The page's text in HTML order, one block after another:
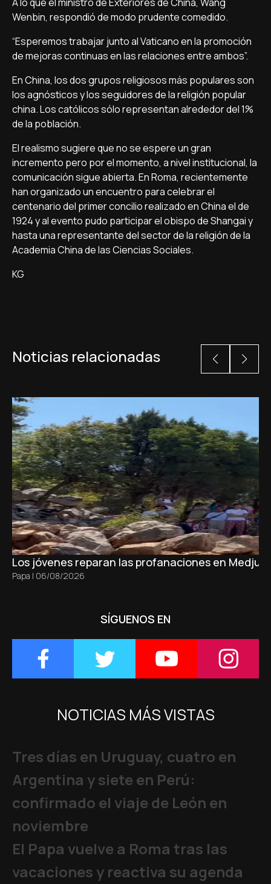
Wenbin, respondió de modo prudente comedido.
“Esperemos trabajar junto al Vaticano en la promoción
de mejoras continuas en las relaciones entre ambos”.
En China, los dos grupos religiosos más populares son
los agnósticos y los seguidores de la religión popular
china. Los católicos sólo representan alrededor del 1%
de la población.
El realismo sugiere que no se espere un gran
incremento pero por el momento, a nivel institucional, la
comunicación sigue abierta. En Roma, recientemente
han organizado un encuentro para celebrar el
centenario del primer concilio realizado en China el de
1924 y al evento pudo participar el obispo de Shangai y
hasta una representante del sector de la religión de la
Academia China de las Ciencias Sociales.
KG
Noticias relacionadas
Los jóvenes reparan las profanaciones en
Papa | 06/08/2026
SÍGUENOS EN
NOTICIAS MÁS VISTAS
Tres días en Uruguay, cuatro en
Argentina y siete en Perú:
confirmado el viaje de León en
noviembre
El Papa vuelve a Roma tras las
vacaciones y reactiva su agenda